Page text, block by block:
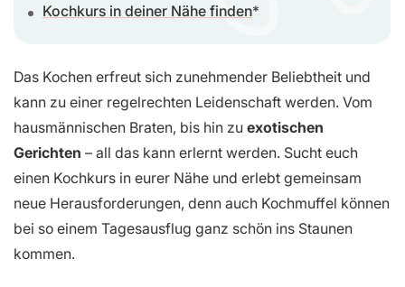
Kochkurs in deiner Nähe finden
Das Kochen erfreut sich zunehmender Beliebtheit und
kann zu einer regelrechten Leidenschaft werden. Vom
hausmännischen Braten, bis hin zu exotischen
Gerichten – all das kann erlernt werden. Sucht euch
einen Kochkurs in eurer Nähe und erlebt gemeinsam
neue Herausforderungen, denn auch Kochmuffel können
bei so einem Tagesausflug ganz schön ins Staunen
kommen.